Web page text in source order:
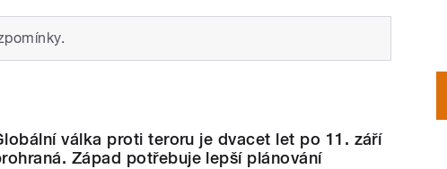
válka proti teroru je dvacet let po 11. září
Západ potřebuje lepší plánování